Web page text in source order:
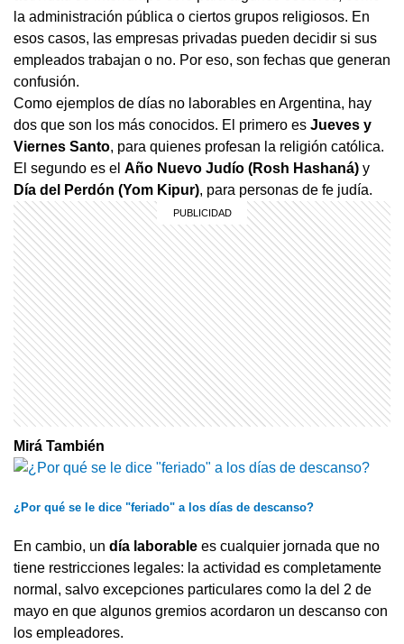
la administración pública o ciertos grupos religiosos. En
esos casos, las empresas privadas pueden decidir si sus
empleados trabajan o no. Por eso, son fechas que generan
confusión.
Como ejemplos de días no laborables en Argentina, hay
dos que son los más conocidos. El primero es Jueves y
Viernes Santo, para quienes profesan la religión católica.
El segundo es el Año Nuevo Judío (Rosh Hashaná) y
Día del Perdón (Yom Kipur), para personas de fe judía.
Mirá También
¿Por qué se le dice "feriado" a los días de descanso?
En cambio, un día laborable es cualquier jornada que no
tiene restricciones legales: la actividad es completamente
normal, salvo excepciones particulares como la del 2 de
mayo en que algunos gremios acordaron un descanso con
los empleadores.